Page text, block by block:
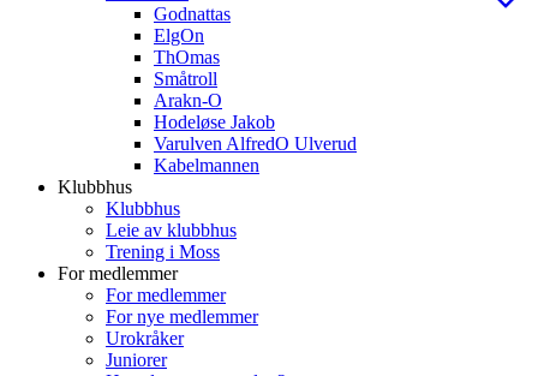
Godnattas
ElgOn
ThOmas
Småtroll
Arakn-O
Hodeløse Jakob
Varulven AlfredO Ulverud
Kabelmannen
Klubbhus
Klubbhus
Leie av klubbhus
Trening i Moss
For medlemmer
For medlemmer
For nye medlemmer
Urokråker
Juniorer